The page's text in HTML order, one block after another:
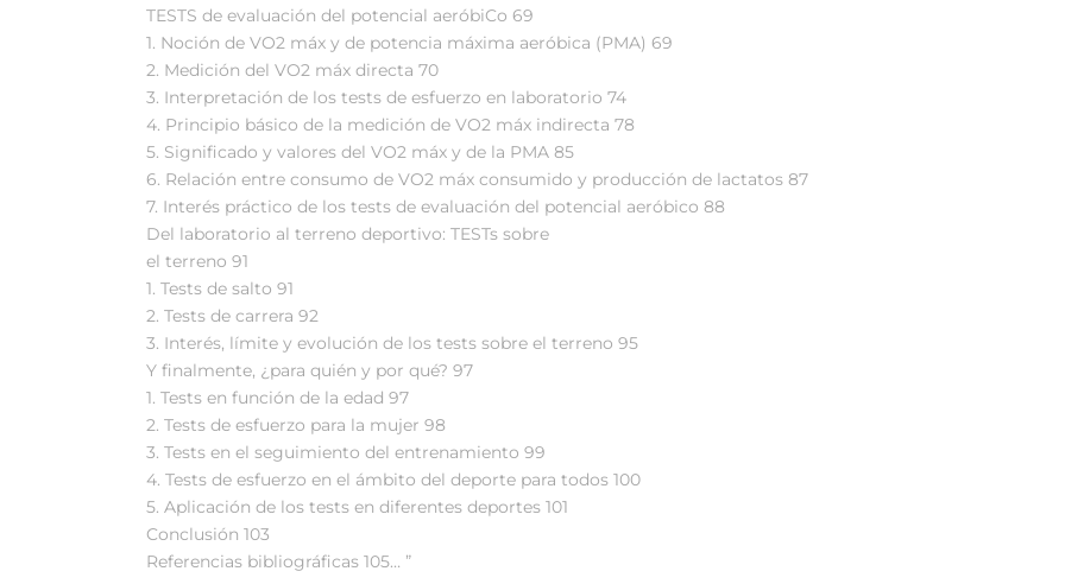
TESTS de evaluación del potencial aeróbiCo 69
1. Noción de VO2 máx y de potencia máxima aeróbica (PMA) 69
2. Medición del VO2 máx directa 70
3. Interpretación de los tests de esfuerzo en laboratorio 74
4. Principio básico de la medición de VO2 máx indirecta 78
5. Significado y valores del VO2 máx y de la PMA 85
6. Relación entre consumo de VO2 máx consumido y producción de lactatos 87
7. Interés práctico de los tests de evaluación del potencial aeróbico 88
Del laboratorio al terreno deportivo: TESTs sobre
el terreno 91
1. Tests de salto 91
2. Tests de carrera 92
3. Interés, límite y evolución de los tests sobre el terreno 95
Y finalmente, ¿para quién y por qué? 97
1. Tests en función de la edad 97
2. Tests de esfuerzo para la mujer 98
3. Tests en el seguimiento del entrenamiento 99
4. Tests de esfuerzo en el ámbito del deporte para todos 100
5. Aplicación de los tests en diferentes deportes 101
Conclusión 103
Referencias bibliográficas 105… ”